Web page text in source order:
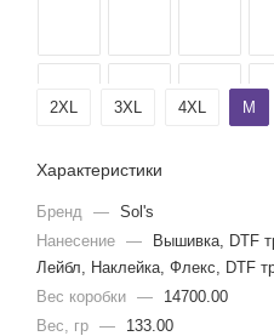
2XL 3XL 4XL M
Характеристики
Бренд — Sol's
Нанесение —
Вышивка, DTF
Лейбл, Наклейка, Флекс, DTF
Вес коробки —
14700.00
Вес, гр —
133.00